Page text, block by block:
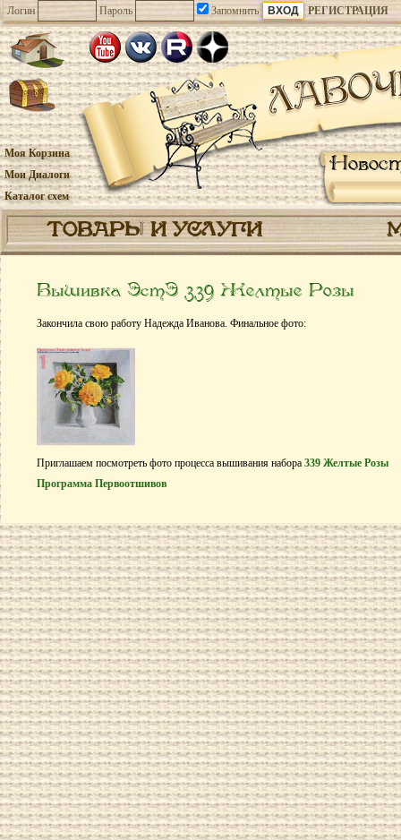
Логин Пароль Запомнить РЕГИСТРАЦИЯ
Моя Корзина
Мои Диалоги
Каталог схем
ТОВАРЫ И УСЛУГИ
Вышивка ЭстЭ 339 Желтые Розы
Закончила свою работу Надежда Иванова. Финальное фото:
Приглашаем посмотреть фото процесса вышивания набора 339 Желтые Розы
Программа Первоотшивов